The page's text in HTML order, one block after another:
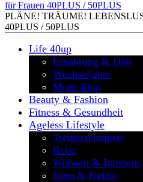
PLÄNE! TRÄUME!
40PLUS / 50PLUS
Life 40up
Ernährung & Diät
Wechseljahre
Mom 40up
Beauty & Fashion
Fitness & Gesundheit
Ageless Lifestyle
Twitterschnipsel
Reise
Wohnen & Interieur
Kino & Kultur